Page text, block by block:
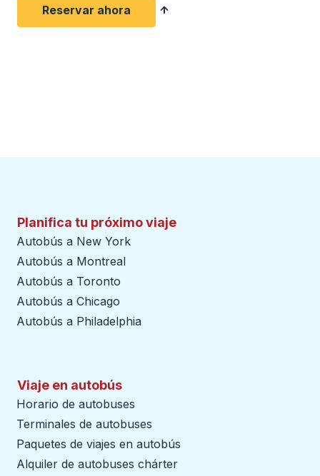
Reservar ahora
Planifica tu próximo viaje
Autobús a New York
Autobús a Montreal
Autobús a Toronto
Autobús a Chicago
Autobús a Philadelphia
Viaje en autobús
Horario de autobuses
Terminales de autobuses
Paquetes de viajes en autobús
Alquiler de autobuses chárter